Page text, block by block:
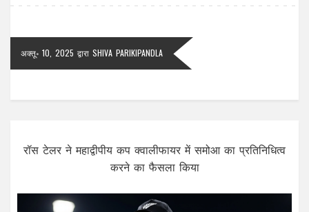
अक्तू॰ 10, 2025 द्वारा SHIVA PARIKIPANDLA
रॉस टेलर ने महाद्वीपीय कप क्वालीफायर में समोआ का प्रतिनिधित्व
करने का फैसला किया